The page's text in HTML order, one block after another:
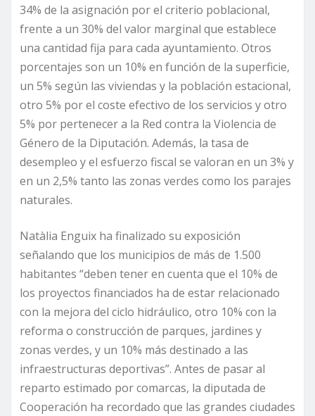
34% de la asignación por el criterio poblacional,
frente a un 30% del valor marginal que establece
una cantidad fija para cada ayuntamiento. Otros
porcentajes son un 10% en función de la superficie,
un 5% según las viviendas y la población estacional,
otro 5% por el coste efectivo de los servicios y otro
5% por pertenecer a la Red contra la Violencia de
Género de la Diputación. Además, la tasa de
desempleo y el esfuerzo fiscal se valoran en un 3% y
en un 2,5% tanto las zonas verdes como los parajes
naturales.
Natàlia Enguix ha finalizado su exposición
señalando que los municipios de más de 1.500
habitantes “deben tener en cuenta que el 10% de
los proyectos financiados ha de estar relacionado
con la mejora del ciclo hidráulico, otro 10% con la
reforma o construcción de parques, jardines y
zonas verdes, y un 10% más destinado a las
infraestructuras deportivas”. Antes de pasar al
reparto estimado por comarcas, la diputada de
Cooperación ha recordado que las grandes ciudades